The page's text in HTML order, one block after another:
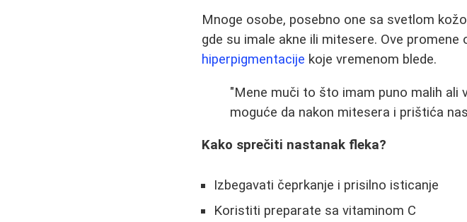
Mnoge osobe, posebno one sa svetlom
gde su imale akne ili mitesere. Ove
hiperpigmentacije koje vremenom blede.
"Mene muči to što imam puno malih ali
moguće da nakon mitesera i prištića
Kako sprečiti nastanak fleka?
Izbegavati čeprkanje i prisilno isticanje
Koristiti preparate sa vitaminom C